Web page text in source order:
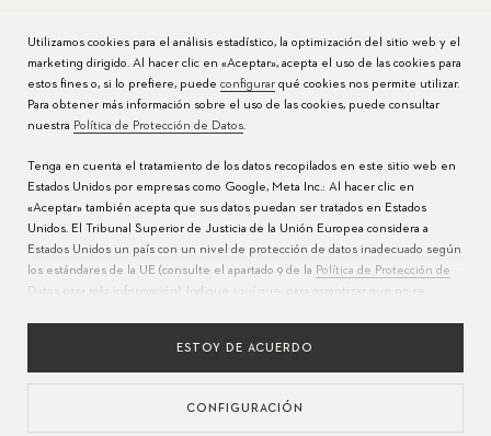
Cuidado del reloj
Manuales
Preguntas frecuentes
Centros de servicio
Prensa
Utilizamos cookies para el análisis estadístico, la optimización del sitio web y el
marketing dirigido. Al hacer clic en «Aceptar», acepta el uso de las cookies para
estos fines o, si lo prefiere, puede configurarqué cookies nos permite utilizar.
Para obtener más información sobre el uso de las cookies, puede consultar
nuestra Política de Protección de Datos.
Tenga en cuenta el tratamiento de los datos recopilados en este sitio web en
Estados Unidos por empresas como Google, Meta Inc.: Al hacer clic en
«Aceptar» también acepta que sus datos puedan ser tratados en Estados
Unidos. El Tribunal Superior de Justicia de la Unión Europea considera a
Estados Unidos un país con un nivel de protección de datos inadecuado según
los estándares de la UE (consulte el apartado 9 de la Política de Protección de
para más información). Indique
ESTOY DE ACUERDO
CONFIGURACIÓN